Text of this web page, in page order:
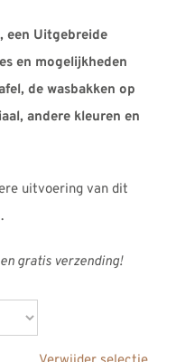
een Uitgebreide
en mogelijkheden
de wasbakken op
andere kleuren en
uitvoering van dit
gratis verzending!